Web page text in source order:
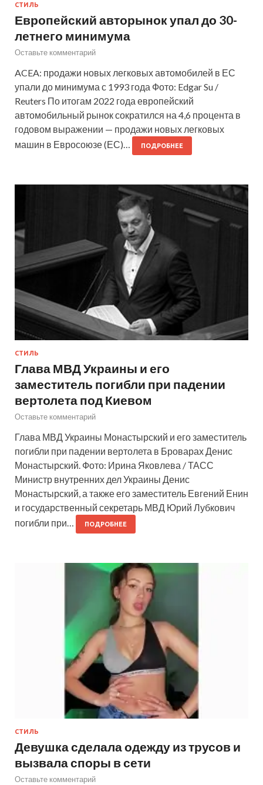
СТИЛЬ
Европейский авторынок упал до 30-
летнего минимума
Оставьте комментарий
ACEA: продажи новых легковых автомобилей в ЕС
упали до минимума с 1993 года Фото: Edgar Su /
Reuters По итогам 2022 года европейский
автомобильный рынок сократился на 4,6 процента в
годовом выражении — продажи новых легковых
машин в Евросоюзе (ЕС)…
ПОДРОБНЕЕ
СТИЛЬ
Глава МВД Украины и его
заместитель погибли при падении
вертолета под Киевом
Оставьте комментарий
Глава МВД Украины Монастырский и его заместитель
погибли при падении вертолета в Броварах Денис
Монастырский. Фото: Ирина Яковлева / ТАСС
Министр внутренних дел Украины Денис
Монастырский, а также его заместитель Евгений Енин
и государственный секретарь МВД Юрий Лубкович
погибли при…
ПОДРОБНЕЕ
СТИЛЬ
Девушка сделала одежду из трусов и
вызвала споры в сети
Оставьте комментарий